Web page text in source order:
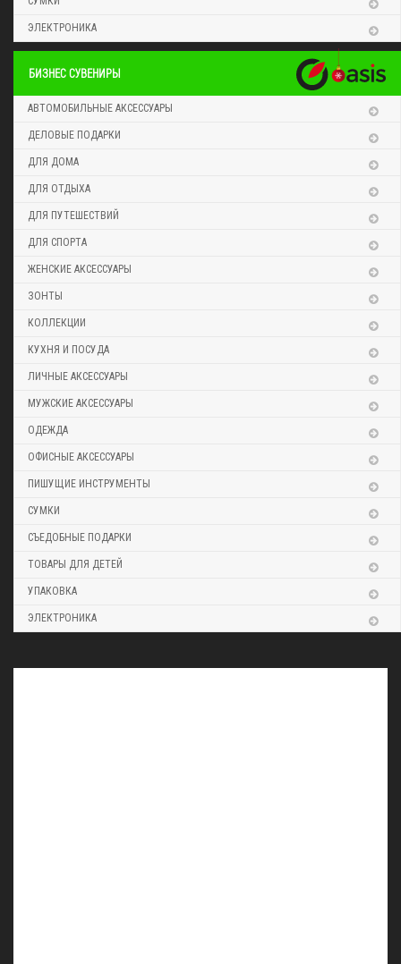
ЭЛЕКТРОНИКА
БИЗНЕС СУВЕНИРЫ
АВТОМОБИЛЬНЫЕ АКСЕССУАРЫ
ДЕЛОВЫЕ ПОДАРКИ
ДЛЯ ДОМА
ДЛЯ ОТДЫХА
ДЛЯ ПУТЕШЕСТВИЙ
ДЛЯ СПОРТА
ЖЕНСКИЕ АКСЕССУАРЫ
ЗОНТЫ
КОЛЛЕКЦИИ
КУХНЯ И ПОСУДА
ЛИЧНЫЕ АКСЕССУАРЫ
МУЖСКИЕ АКСЕССУАРЫ
ОДЕЖДА
ОФИСНЫЕ АКСЕССУАРЫ
ПИШУЩИЕ ИНСТРУМЕНТЫ
СУМКИ
СЪЕДОБНЫЕ ПОДАРКИ
ТОВАРЫ ДЛЯ ДЕТЕЙ
УПАКОВКА
ЭЛЕКТРОНИКА